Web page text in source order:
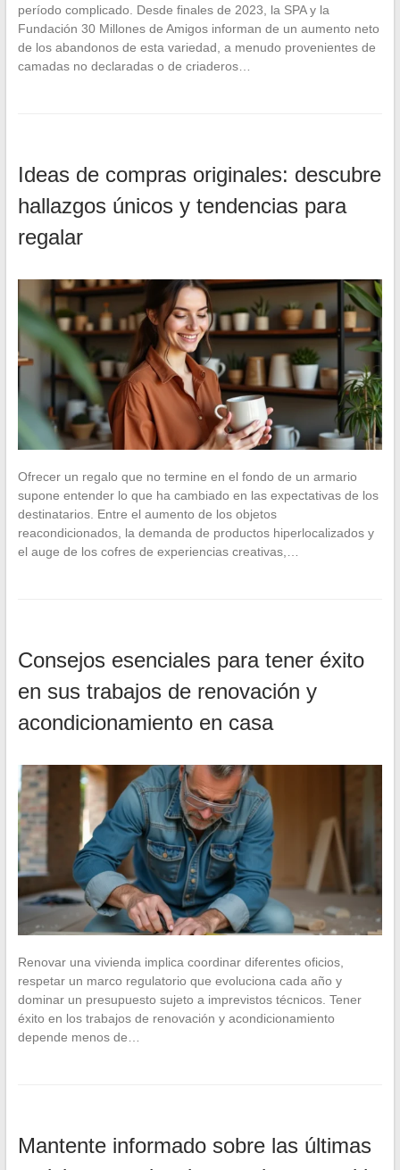
período complicado. Desde finales de 2023, la SPA y la
Fundación 30 Millones de Amigos informan de un aumento neto
de los abandonos de esta variedad, a menudo provenientes de
camadas no declaradas o de criaderos…
Ideas de compras originales: descubre
hallazgos únicos y tendencias para
regalar
Ofrecer un regalo que no termine en el fondo de un armario
supone entender lo que ha cambiado en las expectativas de los
destinatarios. Entre el aumento de los objetos
reacondicionados, la demanda de productos hiperlocalizados y
el auge de los cofres de experiencias creativas,…
Consejos esenciales para tener éxito
en sus trabajos de renovación y
acondicionamiento en casa
Renovar una vivienda implica coordinar diferentes oficios,
respetar un marco regulatorio que evoluciona cada año y
dominar un presupuesto sujeto a imprevistos técnicos. Tener
éxito en los trabajos de renovación y acondicionamiento
depende menos de…
Mantente informado sobre las últimas